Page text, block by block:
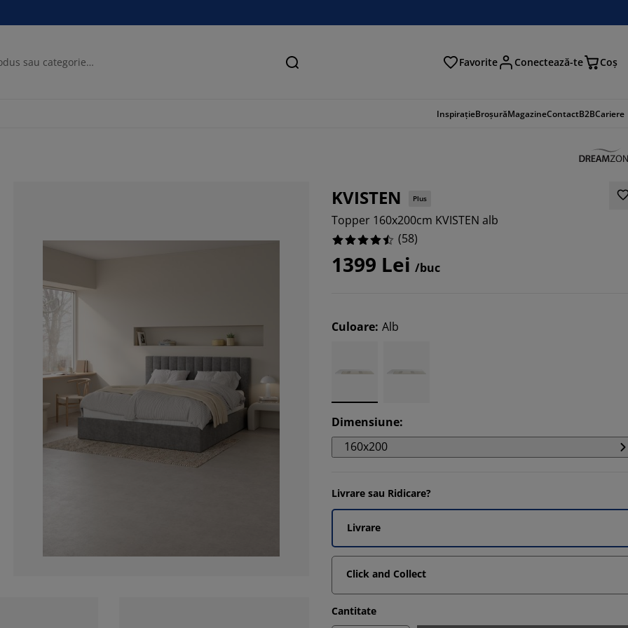
Căutare Favorite Conectează-te Coş
InspirațieBroșurăMagazineContactB2BCariere
KVISTEN Plus
Topper 160x200cm KVISTEN alb
(58)
1399 Lei /buc
Culoare: Alb
Dimensiune:
160x200
Livrare sau Ridicare?
Livrare
Click and Collect
Cantitate
5.172413793103448%
3.4482758620689653%
5.172413793103448%